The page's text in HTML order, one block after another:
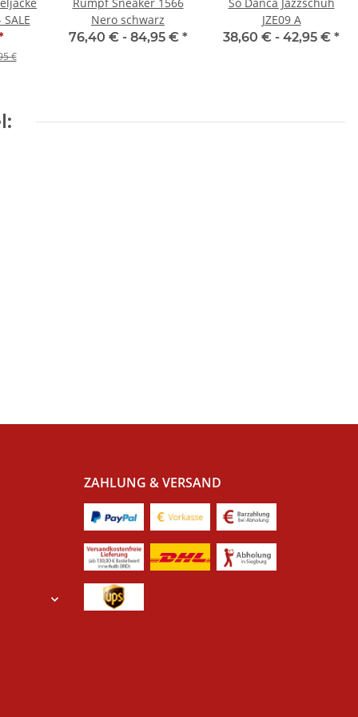
€
Rumpf Sneaker 1566
Nero schwarz
76,40 € - 84,95 € *
So Danca Jazzschuh
JZE09 A
38,60 € - 42,95 € *
ZAHLUNG & VERSAND